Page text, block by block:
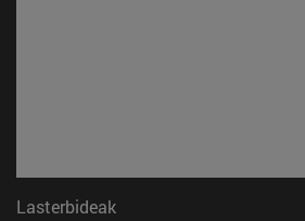
Lasterbideak